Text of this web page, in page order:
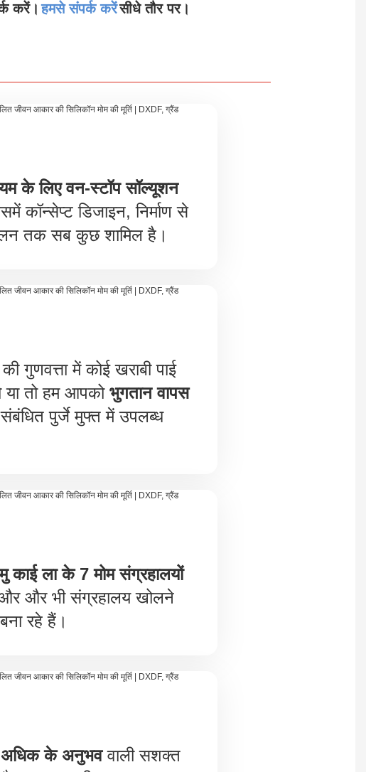
करें। हमसे संपर्क करेंसीधे तौर पर।
के लिए वन-स्टॉप सॉल्यूशन
कॉन्सेप्ट डिजाइन, निर्माण से
तक सब कुछ शामिल है।
गुणवत्ता में कोई खराबी पाई
या तो हम आपको भुगतान वापस
पुर्जे मुफ्त में उपलब्ध
काई ला के 7 मोम संग्रहालयों
और भी संग्रहालय खोलने
रहे हैं।
अधिक के अनुभववाली सशक्त